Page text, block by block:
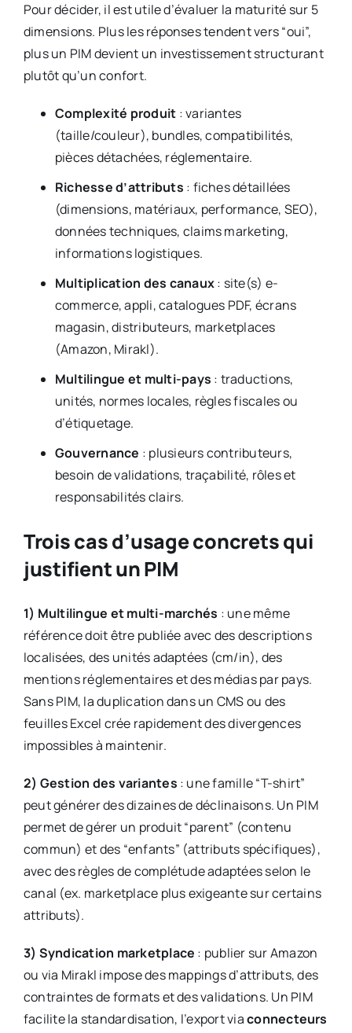
Pour décider, il est utile d’évaluer la maturité sur 5
dimensions. Plus les réponses tendent vers “oui”,
plus un PIM devient un investissement structurant
plutôt qu’un confort.
Complexité produit : variantes
(taille/couleur), bundles, compatibilités,
pièces détachées, réglementaire.
Richesse d’attributs : fiches détaillées
(dimensions, matériaux, performance, SEO),
données techniques, claims marketing,
informations logistiques.
Multiplication des canaux: site(s) e-
commerce, appli, catalogues PDF, écrans
magasin, distributeurs, marketplaces
(Amazon, Mirakl).
Multilingue et multi-pays : traductions,
unités, normes locales, règles fiscales ou
d’étiquetage.
Gouvernance : plusieurs contributeurs,
besoin de validations, traçabilité, rôles et
responsabilités clairs.
Trois cas d’usage concrets qui
justifient un PIM
1) Multilingue et multi-marchés : une même
référence doit être publiée avec des descriptions
localisées, des unités adaptées (cm/in), des
mentions réglementaires et des médias par pays.
Sans PIM, la duplication dans un CMS ou des
feuilles Excel crée rapidement des divergences
impossibles à maintenir.
2) Gestion des variantes : une famille “T-shirt”
peut générer des dizaines de déclinaisons. Un PIM
permet de gérer un produit “parent” (contenu
commun) et des “enfants” (attributs spécifiques),
avec des règles de complétude adaptées selon le
canal (ex. marketplace plus exigeante sur certains
attributs).
3) Syndication marketplace : publier sur Amazon
ou via Mirakl impose des mappings d’attributs, des
contraintes de formats et des validations. Un PIM
facilite la standardisation, l’export viaconnecteurs